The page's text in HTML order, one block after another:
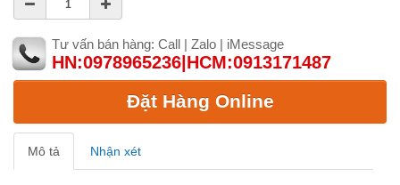
Tư vấn bán hàng: Call | Zalo | iMessage
HN:0978965236|HCM:0913171487
Đặt Hàng Online
Mô tả Nhận xét